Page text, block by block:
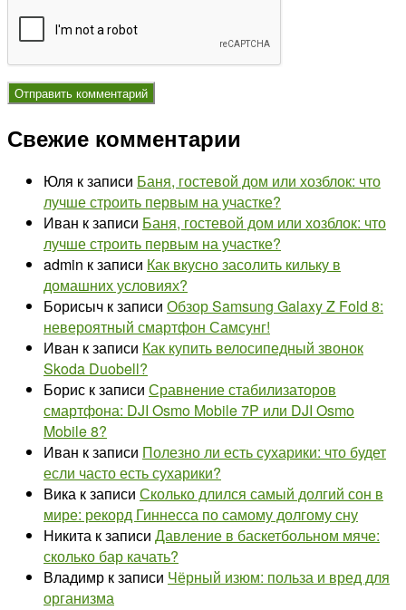
Свежие комментарии
Юля к записи Баня, гостевой дом или хозблок: что
лучше строить первым на участке?
Иван к записи Баня, гостевой дом или хозблок: что
лучше строить первым на участке?
admin к записи Как вкусно засолить кильку в
домашних условиях?
Борисыч к записи Обзор Samsung Galaxy Z Fold 8:
невероятный смартфон Самсунг!
Иван к записи Как купить велосипедный звонок
Skoda Duobell?
Борис к записи Сравнение стабилизаторов
смартфона: DJI Osmo Mobile 7P или DJI Osmo
Mobile 8?
Иван к записи Полезно ли есть сухарики: что будет
если часто есть сухарики?
Вика к записи Сколько длился самый долгий сон в
мире: рекорд Гиннесса по самому долгому сну
Никита к записи Давление в баскетбольном мяче:
сколько бар качать?
Владимр к записи Чёрный изюм: польза и вред для
организма